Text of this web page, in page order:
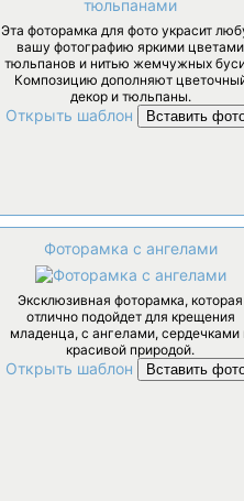
Эта фоторамка для фото украсит
вашу фотографию яркими цветами
тюльпанов и нитью жемчужных
Композицию дополняют
декор и тюльпаны.
Открыть шаблон Вставить
Фоторамка с ангелами
Эксклюзивная фоторамка, которая
отлично подойдет для крещения
младенца, с ангелами, сердечками
красивой природой.
Открыть шаблон Вставить